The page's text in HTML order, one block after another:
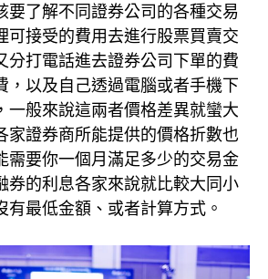
要了解不同證券公司的各種交易
可接受的費用去進行股票買賣交
分打電話進去證券公司下單的費
，以及自己透過電腦或者手機下
一般來說這兩者價格差異就蠻大
家證券商所能提供的價格折數也
需要你一個月滿足多少的交易金
券的利息各家來說就比較大同小
有最低金額、或者計算方式。